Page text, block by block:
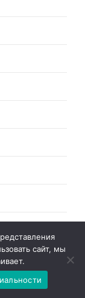
сайт, мы